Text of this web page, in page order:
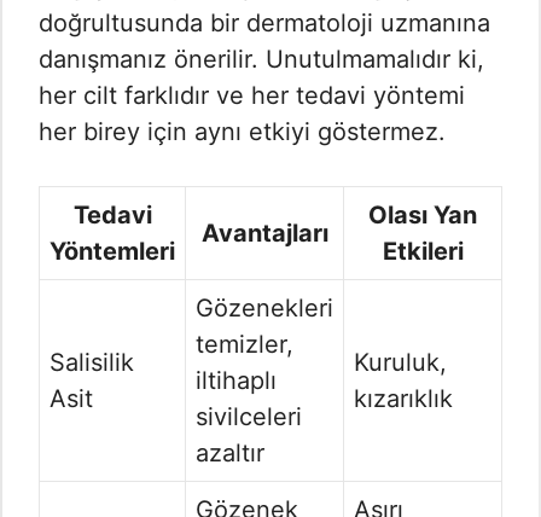
doğrultusunda bir dermatoloji uzmanına
danışmanız önerilir. Unutulmamalıdır ki,
her cilt farklıdır ve her tedavi yöntemi
her birey için aynı etkiyi göstermez.
Tedavi
Yöntemleri
Avantajları
Olası Yan
Etkileri
Salisilik
Asit
Gözenekleri
temizler,
iltihaplı
sivilceleri
azaltır
Kuruluk,
kızarıklık
Gözenek Aşırı